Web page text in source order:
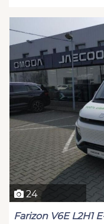
24
Farizon V6E L2H1